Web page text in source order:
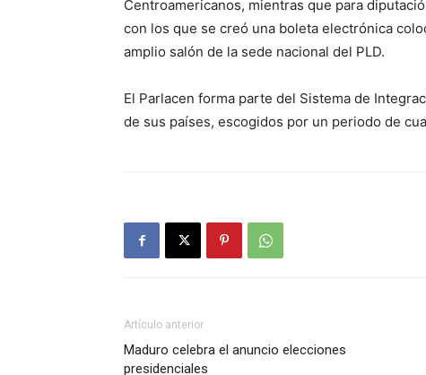
Centroamericanos, mientras que para
con los que se creó una boleta electrónica
amplio salón de la sede nacional del PLD.
El Parlacen forma parte del Sistema de
de sus países, escogidos por un periodo de
Artículo anterior
Maduro celebra el anuncio elecciones
presidenciales